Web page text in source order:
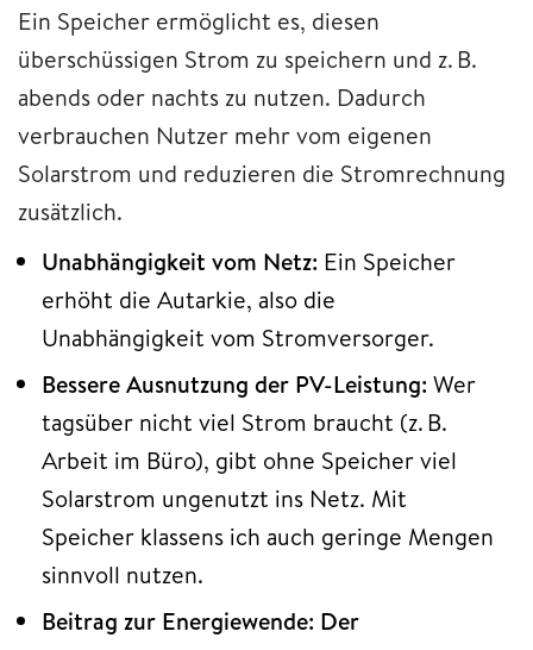
Ein Speicher ermöglicht es, diesen
überschüssigen Strom zu speichern und z. B.
abends oder nachts zu nutzen. Dadurch
verbrauchen Nutzer mehr vom eigenen
Solarstrom und reduzieren die Stromrechnung
zusätzlich.
Unabhängigkeit vom Netz: Ein Speicher
erhöht die Autarkie, also die
Unabhängigkeit vom Stromversorger.
Bessere Ausnutzung der PV-Leistung: Wer
tagsüber nicht viel Strom braucht (z. B.
Arbeit im Büro), gibt ohne Speicher viel
Solarstrom ungenutzt ins Netz. Mit
Speicher klassens ich auch geringe Mengen
sinnvoll nutzen.
Beitrag zur Energiewende: Der